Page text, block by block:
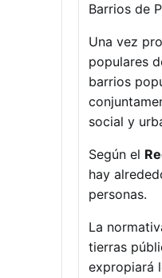
Barrios de
Una vez
populares
barrios
social y
Según el
hay
personas.
La
tierras
expropiará